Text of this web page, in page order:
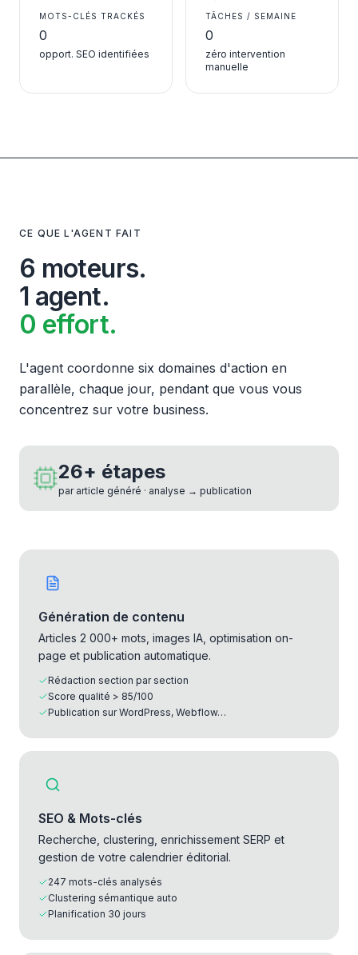
MOTS-CLÉS TRACKÉS
0
opport. SEO identifiées
TÂCHES / SEMAINE
0
zéro intervention
manuelle
CE QUE L'AGENT FAIT
6 moteurs.
1 agent.
0 effort.
L'agent coordonne six domaines d'action en
parallèle, chaque jour, pendant que vous vous
concentrez sur votre business.
26+ étapes
par article généré · analyse → publication
Génération de contenu
Articles 2 000+ mots, images IA, optimisation on-
page et publication automatique.
Rédaction section par section
Score qualité > 85/100
Publication sur WordPress, Webflow…
SEO & Mots-clés
Recherche, clustering, enrichissement SERP et
gestion de votre calendrier éditorial.
247 mots-clés analysés
Clustering sémantique auto
Planification 30 jours